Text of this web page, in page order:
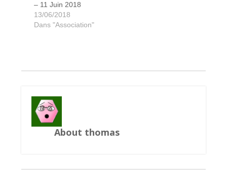
– 11 Juin 2018
13/06/2018
Dans "Association"
About thomas